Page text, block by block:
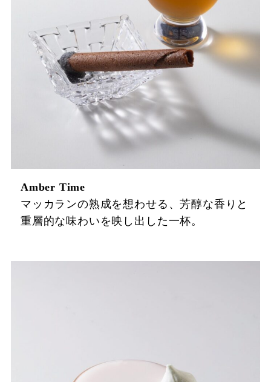
Amber Time
マッカランの熟成を想わせる、芳醇な香りと
重層的な味わいを映し出した一杯。